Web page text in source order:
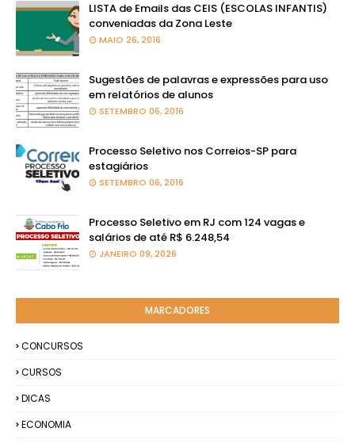
LISTA de Emails das CEIS (ESCOLAS INFANTIS)
conveniadas da Zona Leste
MAIO 26, 2016
Sugestões de palavras e expressões para uso
em relatórios de alunos
SETEMBRO 06, 2016
Processo Seletivo nos Correios-SP para
estagiários
SETEMBRO 06, 2016
Processo Seletivo em RJ com 124 vagas e
salários de até R$ 6.248,54
JANEIRO 09, 2026
MARCADORES
CONCURSOS
CURSOS
DICAS
ECONOMIA